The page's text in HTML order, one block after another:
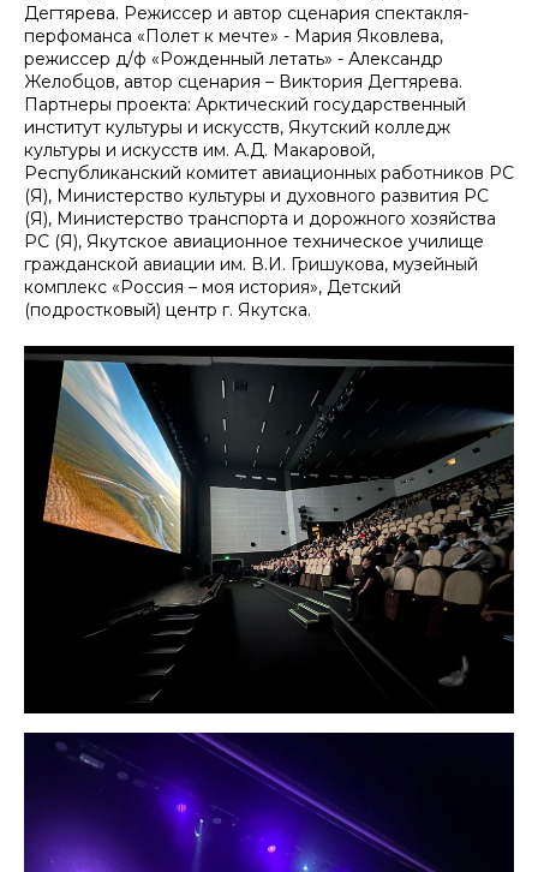
Дегтярева. Режиссер и автор сценария спектакля-
перфоманса «Полет к мечте» - Мария Яковлева,
режиссер д/ф «Рожденный летать» - Александр
Желобцов, автор сценария – Виктория Дегтярева.
Партнеры проекта: Арктический государственный
институт культуры и искусств, Якутский колледж
культуры и искусств им. А.Д. Макаровой,
Республиканский комитет авиационных работников РС
(Я), Министерство культуры и духовного развития РС
(Я), Министерство транспорта и дорожного хозяйства
РС (Я), Якутское авиационное техническое училище
гражданской авиации им. В.И. Гришукова, музейный
комплекс «Россия – моя история», Детский
(подростковый) центр г. Якутска.